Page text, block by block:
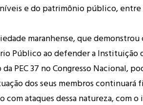
e do patrimônio público, entre
maranhense, que
Público ao defender a Instituição
PEC 37 no Congresso Nacional,
dos seus membros continuará
com ataques dessa natureza, com